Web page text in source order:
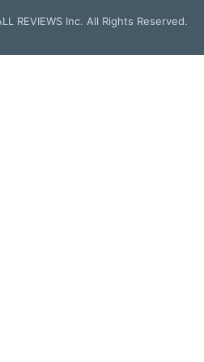
REVIEWS Inc. All Rights Reserved.